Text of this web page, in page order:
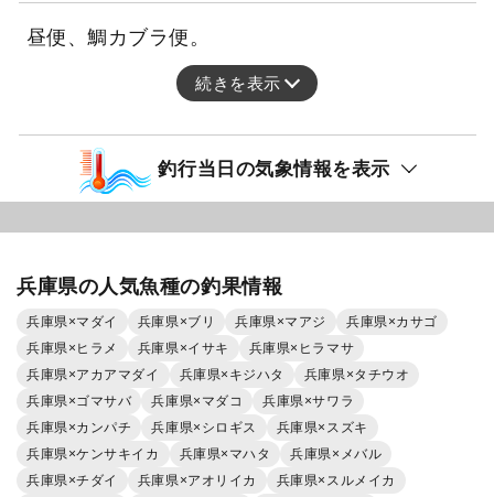
昼便、鯛カブラ便。
続きを表示
釣行当日の気象情報を表示
兵庫県の人気魚種の釣果情報
兵庫県×マダイ 兵庫県×ブリ 兵庫県×マアジ
兵庫県×カサゴ
兵庫県×ヒラメ
兵庫県×イサキ
兵庫県×ヒラマサ
兵庫県×アカアマダイ
兵庫県×キジハタ
兵庫県×タチウオ
兵庫県×ゴマサバ
兵庫県×マダコ
兵庫県×サワラ
兵庫県×カンパチ
兵庫県×シロギス
兵庫県×スズキ
兵庫県×ケンサキイカ
兵庫県×マハタ
兵庫県×メバル
兵庫県×チダイ
兵庫県×アオリイカ
兵庫県×スルメイカ